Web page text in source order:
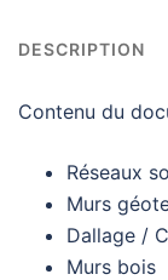
chambres
DESCRIPTION
Contenu du
Réseaux
Murs
Dallage /
Murs bois